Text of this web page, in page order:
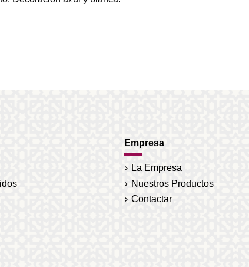
Empresa
La Empresa
Nuestros Productos
Contactar